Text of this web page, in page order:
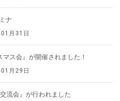
ナ
月31日
ス会』が開催されました！
月29日
流会』が行われました